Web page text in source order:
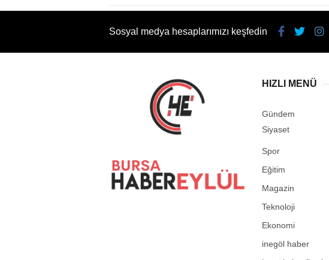
Sosyal medya hesaplarımızı keşfedin
HIZLI MENÜ
Gündem
Siyaset
Spor
Eğitim
Magazin
Teknoloji
Ekonomi
inegöl haber